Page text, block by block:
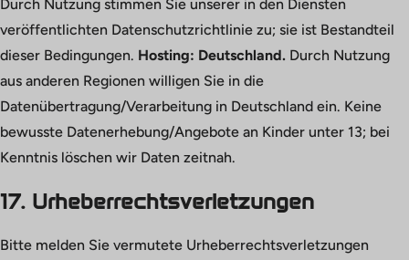
Durch Nutzung stimmen Sie unserer in den Diensten
veröffentlichten Datenschutzrichtlinie zu; sie ist Bestandteil
dieser Bedingungen. Hosting: Deutschland. Durch Nutzung
aus anderen Regionen willigen Sie in die
Datenübertragung/Verarbeitung in Deutschland ein. Keine
bewusste Datenerhebung/Angebote an Kinder unter 13; bei
Kenntnis löschen wir Daten zeitnah.
17. Urheberrechtsverletzungen
Bitte melden Sie vermutete Urheberrechtsverletzungen